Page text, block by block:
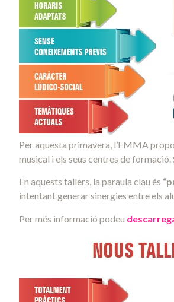
Per aquesta primavera, l’EMMA
musical i els seus centres de
En aquests tallers, la paraula clau és
intentant generar sinergies entre els
Per més informació podeu